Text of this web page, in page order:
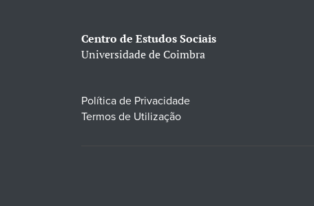
Centro de Estudos Sociais
Universidade de Coimbra
Política de Privacidade
Termos de Utilização